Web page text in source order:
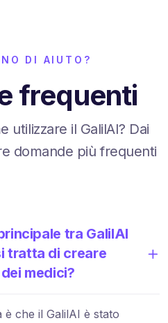
DI AIUTO?
frequenti
utilizzare il GalilAI? Dai
domande più frequenti
tra GalilAI
tratta di creare
medici?
è che il GalilAI è stato